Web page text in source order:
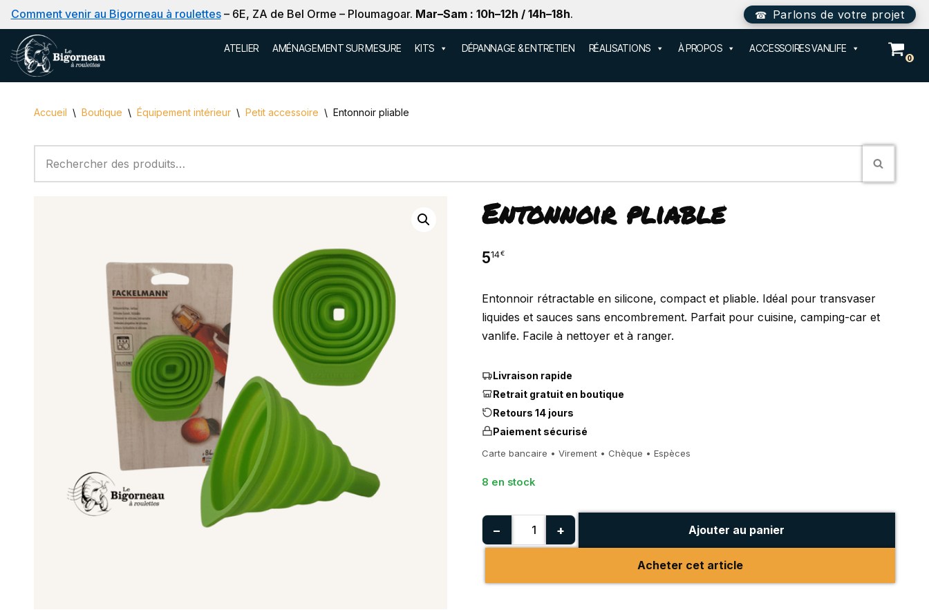
Aller
au
contenu
Comment venir au Bigorneau à roulettes– 6E, ZA de Bel Orme – Ploumagoar. Mar–Sam : 10h–12h / 14h–18h. Parlons de votre projet
ATELIER AMÉNAGEMENT SUR MESURE KITS DÉPANNAGE & ENTRETIEN RÉALISATIONS À PROPOS ACCESSOIRES VANLIFE
0
Accueil \ Boutique \ Équipement intérieur \ Petit accessoire \ Entonnoir pliable
Entonnoir pliable
514€
Entonnoir rétractable en silicone, compact et pliable. Idéal pour transvaser
liquides et sauces sans encombrement. Parfait pour cuisine, camping-car et
vanlife. Facile à nettoyer et à ranger.
Livraison rapide
Retrait gratuit en boutique
Retours 14 jours
Paiement sécurisé
Carte bancaire • Virement • Chèque • Espèces
8 en stock
− + Ajouter au panier
Acheter cet article